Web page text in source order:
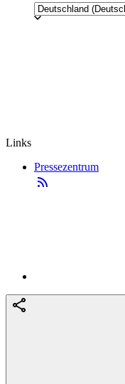
Links
Pressezentrum